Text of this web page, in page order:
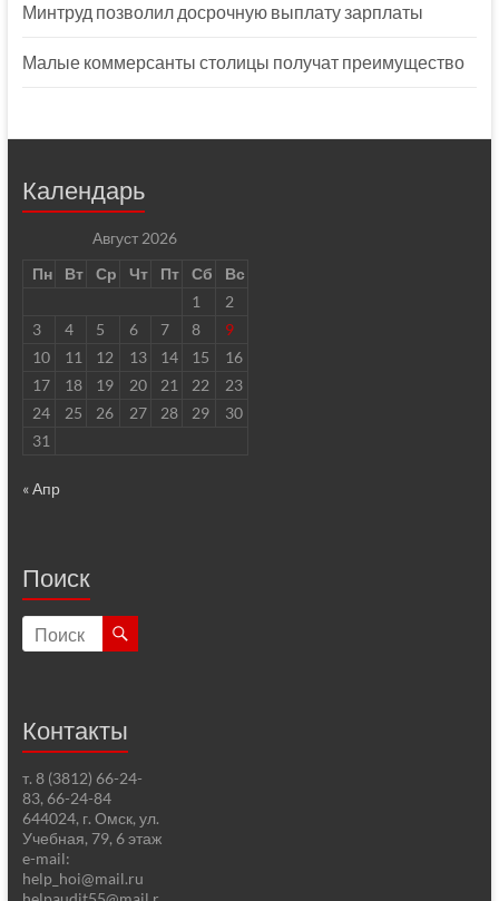
Минтруд позволил досрочную выплату зарплаты
Малые коммерсанты столицы получат преимущество
Календарь
Август 2026
Пн
Вт Ср Чт Пт Сб
Вс
1
2
3
4 5 6 7 8
9
10
11 12 13 14 15
16
17
18 19 20 21 22
23
24
25 26 27 28 29
30
31
« Апр
Поиск
Контакты
т. 8 (3812) 66-24-
83, 66-24-84
644024, г. Омск, ул.
Учебная, 79, 6 этаж
e-mail:
help_hoi@mail.ru